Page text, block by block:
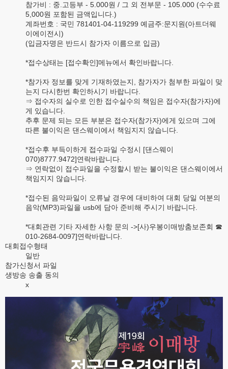
참가비 : 중.고등부 - 5.000원 / 그 외 전부문 - 105.000 (수수료
5,000원 포함된 금액입니다.)
계좌번호 : 국민 781401-04-119299 예금주:문지원(아트더웨
이에이전시)
(입금자명은 반드시 참가자 이름으로 입금)
*접수상태는 [접수확인]메뉴에서 확인바랍니다.
*참가자 정보를 맞게 기재하였는지, 참가자가 첨부한 파일이 맞
는지 다시한번 확인하시기 바랍니다.
⇒ 접수자의 실수로 인한 접수실수의 책임은 접수자(참가자)에
게 있습니다.
추후 문제 되는 모든 부분은 접수자(참가자)에게 있으며 그에
따른 불이익은 댄스웨이에서 책임지지 않습니다.
*접수후 부득이하게 접수파일 수정시 [댄스웨이
070)8777.9472]연락바랍니다.
⇒ 연락없이 접수파일을 수정할시 받는 불이익은 댄스웨이에서
책임지지 않습니다.
*접수된 음악파일이 오류날 경우에 대비하여 대회 당일 여분의
음악(MP3)파일을 usb에 담아 준비해 주시기 바랍니다.
*대회관련 기타 자세한 사항 문의 ->[사)우봉이매방춤보존회 ☎
010-2684-0097]연락바랍니다.
대회접수형태
일반
참가신청서 파일
생방송 송출 동의
x